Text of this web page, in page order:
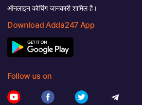
ऑनलाइन कोचिंग जानकारी शामिल है।
Download Adda247 App
Follow us on